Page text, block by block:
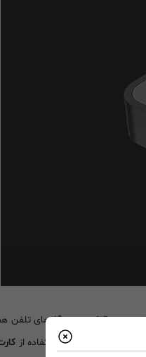
، دوربین اکشن، دستگاه‌های تلفن
خواهد شد. برای استفاده از